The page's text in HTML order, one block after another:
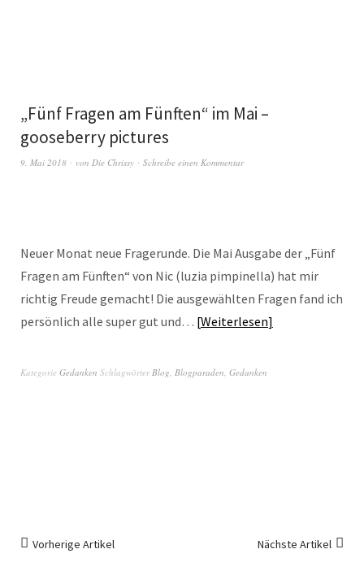
„Fünf Fragen am Fünften“ im Mai –
gooseberry pictures
9. Mai 2018 von Die Chrissy Schreibe einen Kommentar
Neuer Monat neue Fragerunde. Die Mai Ausgabe der „Fünf
Fragen am Fünften“ von Nic (luzia pimpinella) hat mir
richtig Freude gemacht! Die ausgewählten Fragen fand ich
persönlich alle super gut und… Weiterlesen
Kategorie Gedanken SchlagwörterBlog, Blogparaden, Gedanken
Vorherige Artikel Nächste Artikel